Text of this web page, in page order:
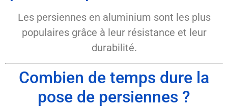
Les persiennes en aluminium sont les plus
populaires grâce à leur résistance et leur
durabilité.
Combien de temps dure la
pose de persiennes ?